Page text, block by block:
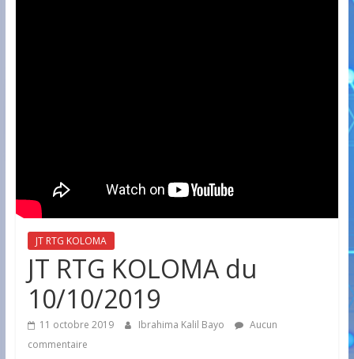
JT RTG KOLOMA
JT RTG KOLOMA du
10/10/2019
11 octobre 2019 Ibrahima Kalil Bayo
Aucun
commentaire